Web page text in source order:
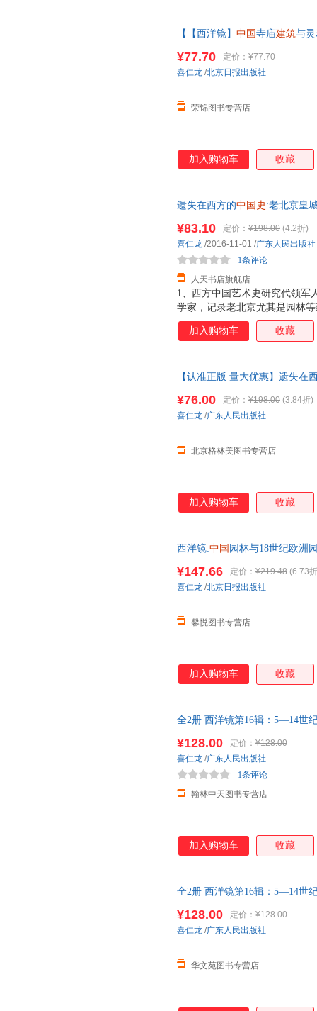
【【西洋镜】 中国 寺庙建筑与
正版图书 请放心下单，本店所
¥77.70 定价： ¥77.70
荣锦图书专营店
喜仁龙 /北京日报出版社
加入购物车 收藏
遗失在西方的中国史 :老北京皇
1、西方中国艺术史研究代领军
学家，记录老北京尤其是园林
照片＋余万字实地勘察记录。
¥83.10 定价： ¥198.00 (4.2折)
人天书店旗舰店
1条评论
喜仁龙 /2016-11-01 /广东人民出版社
加入购物车 收藏
【认准正版 量大优惠】遗失在
子发票 联系客服领取
¥76.00 定价： ¥198.00 (3.84折)
北京格林美图书专营店
喜仁龙 /广东人民出版社
加入购物车 收藏
西洋镜:中国 园林与18世纪欧洲
¥147.66 定价： ¥219.48 (6.73
馨悦图书专营店
喜仁龙 /北京日报出版社
加入购物车 收藏
全2册 西洋镜第16辑：5—14世
¥128.00 定价： ¥128.00
翰林中天图书专营店
1条评论
喜仁龙 /广东人民出版社
加入购物车 收藏
全2册 西洋镜第16辑：5—14世
¥128.00 定价： ¥128.00
华文苑图书专营店
喜仁龙 /广东人民出版社